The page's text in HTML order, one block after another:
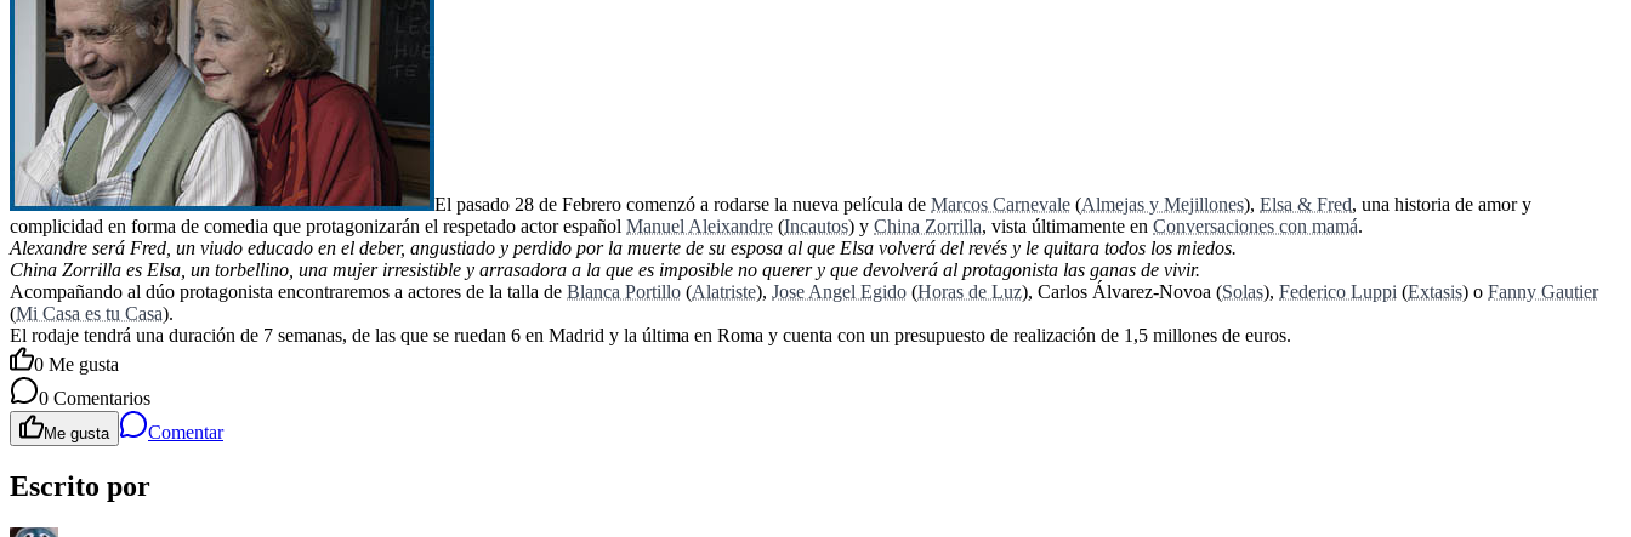
El pasado 28 de Febrero comenzó a rodarse la nueva película de Marcos Carnevale (Almejas y Mejillones), Elsa & Fred, una historia de amor y
complicidad en forma de comedia que protagonizarán el respetado actor español Manuel Aleixandre (Incautos) y China Zorrilla, vista últimamente en Conversaciones con mamá.
Alexandre será Fred, un viudo educado en el deber, angustiado y perdido por la muerte de su esposa al que Elsa volverá del revés y le quitara todos los miedos.
China Zorrilla es Elsa, un torbellino, una mujer irresistible y arrasadora a la que es imposible no querer y que devolverá al protagonista las ganas de vivir.
Acompañando al dúo protagonista encontraremos a actores de la talla de Blanca Portillo (Alatriste), Jose Angel Egido (Horas de Luz), Carlos Álvarez-Novoa (Solas), Federico Luppi (Extasis) o Fanny Gautier
(Mi Casa es tu Casa).
El rodaje tendrá una duración de 7 semanas, de las que se ruedan 6 en Madrid y la última en Roma y cuenta con un presupuesto de realización de 1,5 millones de euros.
0 Me gusta
0 Comentarios
Me gusta Comentar
Escrito por